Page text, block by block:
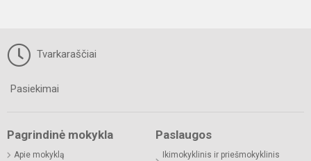
Tvarkaraščiai
Pasiekimai
Pagrindinė mokykla
Apie mokyklą
Paslaugos
Ikimokyklinis ir priešmokyklinis